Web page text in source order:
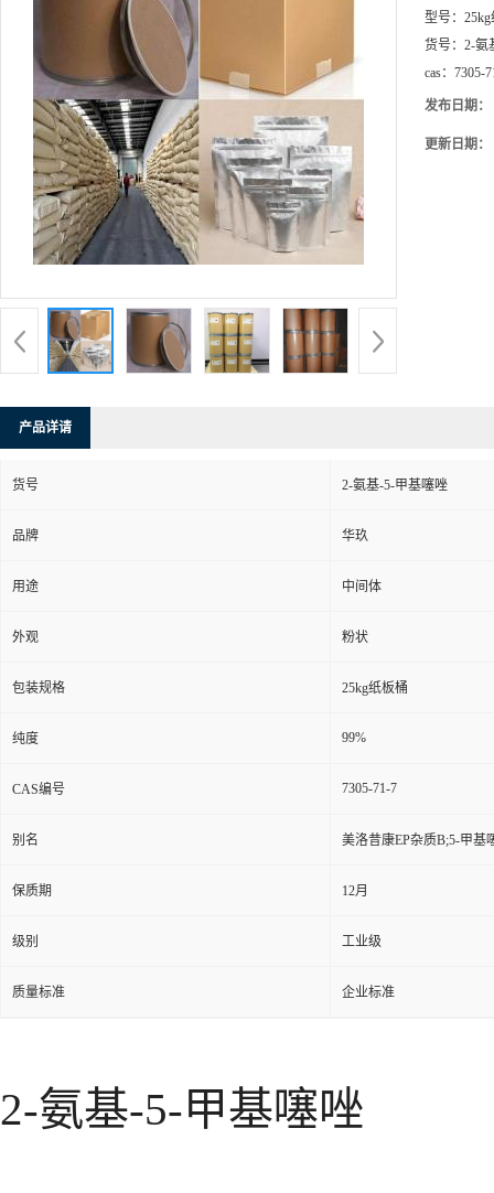
型号：
货号： 2-氨
cas： 7305-
发布日期：
更新日期：
产品详请
货号 2-氨基-5-甲基噻唑
品牌 华玖
用途 中间体
外观 粉状
包装规格 25kg纸板桶
纯度 99%
CAS编号 7305-71-7
别名 美洛昔康EP杂质B;5-甲基
保质期 12月
级别 工业级
质量标准 企业标准
2-氨基-5-甲基噻唑